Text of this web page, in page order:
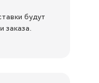
будут
заказа.